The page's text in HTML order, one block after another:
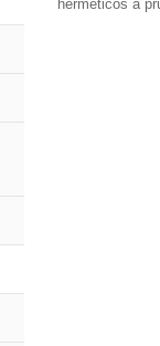
herméticos a